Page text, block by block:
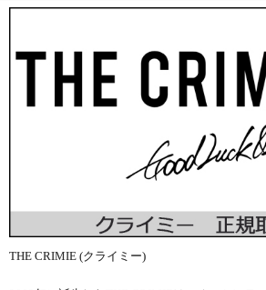
THE CRIMIE (クライミー)